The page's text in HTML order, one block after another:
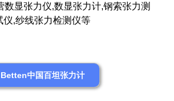
数显张力仪,数显张力计,钢索张力测
仪,纱线张力检测仪等
Betten中国百坦张力计